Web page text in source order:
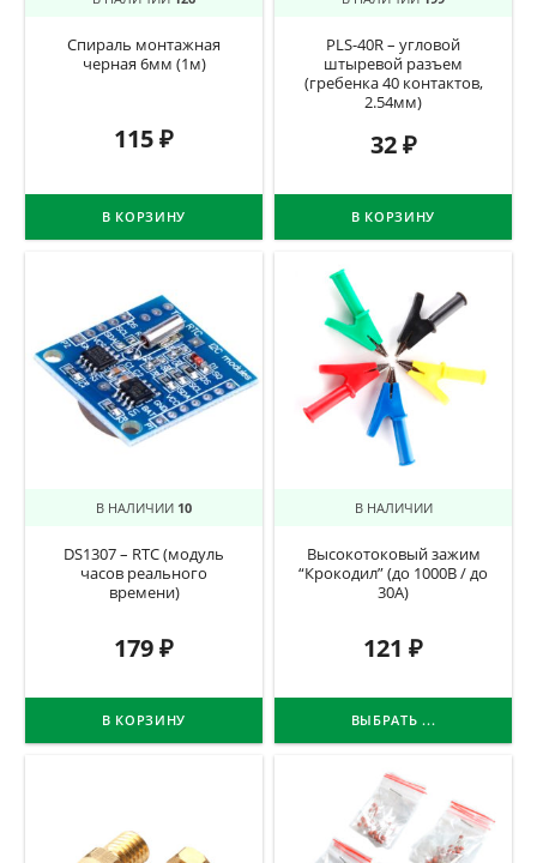
Спираль монтажная
черная 6мм (1м)
115₽
В КОРЗИНУ
PLS-40R – угловой
штыревой разъем
(гребенка 40 контактов,
2.54мм)
32₽
В КОРЗИНУ
В НАЛИЧИИ 10
DS1307 – RTC (модуль
часов реального
времени)
179₽
В КОРЗИНУ
В НАЛИЧИИ
Высокотоковый зажим
“Крокодил” (до 1000В / до
30А)
121 ₽
ВЫБРАТЬ ...